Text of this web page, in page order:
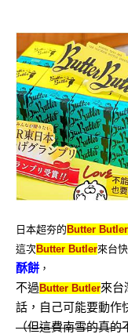
日本超夯的 Butter Butler
這次 Butter Butler來台
酥餅 ，
不過 Butter Butler來台
話，自己可能要動作
（但這費南雪的真